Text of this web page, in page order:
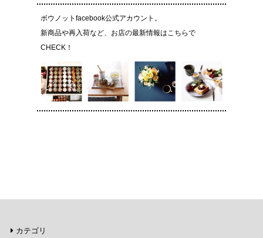
ボウノットfacebook公式アカウント。
新商品や再入荷など、お店の最新情報はこちらで
CHECK！
カテゴリ